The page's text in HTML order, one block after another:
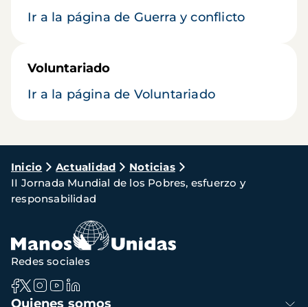
Ir a la página de Guerra y conflicto
Voluntariado
Ir a la página de Voluntariado
Ruta
de
navegación
Inicio Actualidad
Noticias
II Jornada Mundial de los Pobres, esfuerzo y
responsabilidad
Navegación
Quienes somos
Redes sociales